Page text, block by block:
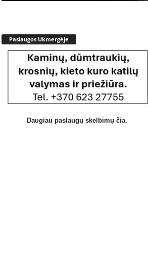
Paslaugos Ukmergėje
Daugiau paslaugų skelbimų čia.